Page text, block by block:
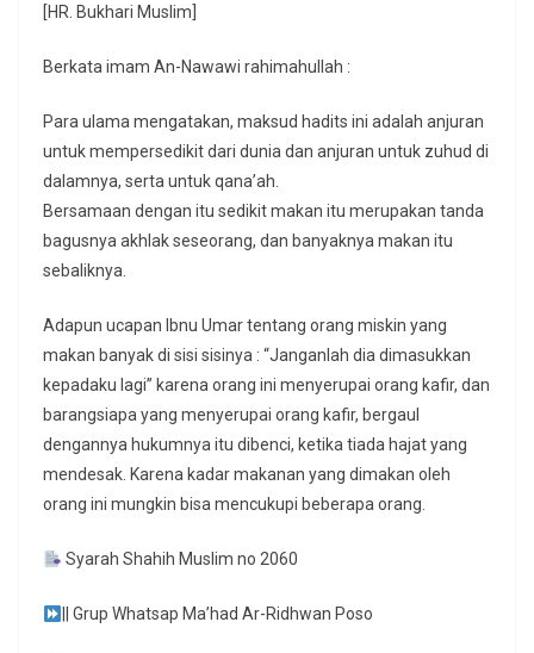
[HR. Bukhari Muslim]
Berkata imam An-Nawawi rahimahullah :
Para ulama mengatakan, maksud hadits ini adalah anjuran
untuk mempersedikit dari dunia dan anjuran untuk zuhud di
dalamnya, serta untuk qana’ah.
Bersamaan dengan itu sedikit makan itu merupakan tanda
bagusnya akhlak seseorang, dan banyaknya makan itu
sebaliknya.
Adapun ucapan Ibnu Umar tentang orang miskin yang
makan banyak di sisi sisinya : “Janganlah dia dimasukkan
kepadaku lagi” karena orang ini menyerupai orang kafir, dan
barangsiapa yang menyerupai orang kafir, bergaul
dengannya hukumnya itu dibenci, ketika tiada hajat yang
mendesak. Karena kadar makanan yang dimakan oleh
orang ini mungkin bisa mencukupi beberapa orang.
Syarah Shahih Muslim no 2060
|| Grup Whatsap Ma’had Ar-Ridhwan Poso